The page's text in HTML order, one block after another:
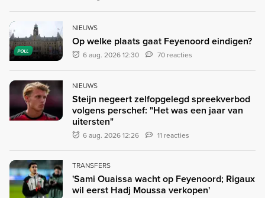
POLL
NIEUWS
Op welke plaats gaat Feyenoord eindigen?
6 aug. 2026 12:30 70 reacties
NIEUWS
Steijn negeert zelfopgelegd spreekverbod
volgens perschef: "Het was een jaar van
uitersten"
6 aug. 2026 12:26 11 reacties
TRANSFERS
'Sami Ouaissa wacht op Feyenoord; Rigaux
wil eerst Hadj Moussa verkopen'